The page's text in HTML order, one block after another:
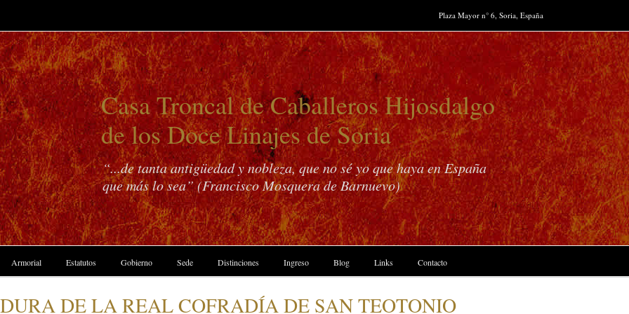
Plaza Mayor n° 6, Soria, España
Casa Troncal de Caballeros Hijosdalgo
de los Doce Linajes de Soria
“...de tanta antigüedad y nobleza, que no sé yo que haya en España
que más lo sea” (Francisco Mosquera de Barnuevo)
Armorial Estatutos Gobierno Sede Distinciones Ingreso Blog Links Contacto
DE LA REAL COFRADÍA DE SAN TEOTONIO